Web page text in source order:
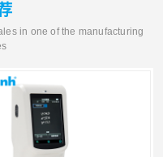
in one of the manufacturing